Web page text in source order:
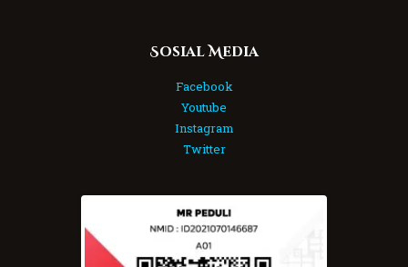
Sosial Media
Facebook
Youtube
Instagram
Twitter